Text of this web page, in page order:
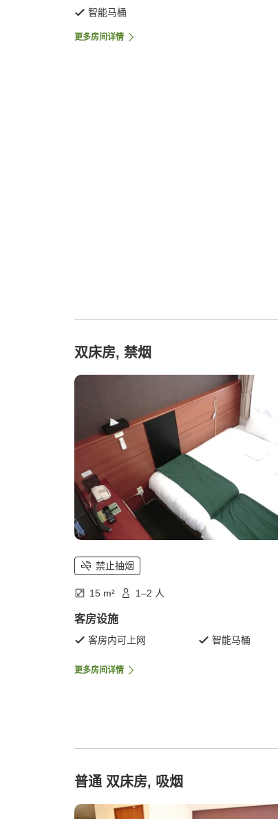
智能马桶
更多房间详情
双床房, 禁烟
禁止抽烟
15 m² 1–2 人
客房设施
客房内可上网 智能马桶
更多房间详情
普通 双床房, 吸烟